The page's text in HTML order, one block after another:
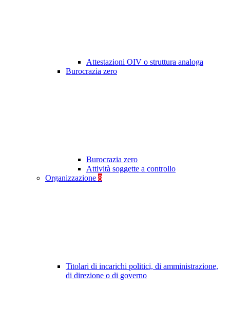
Attestazioni OIV o struttura analoga
Burocrazia zero
Burocrazia zero
Attività soggette a controllo
Organizzazione 8
Titolari di incarichi politici, di amministrazione,
di direzione o di governo